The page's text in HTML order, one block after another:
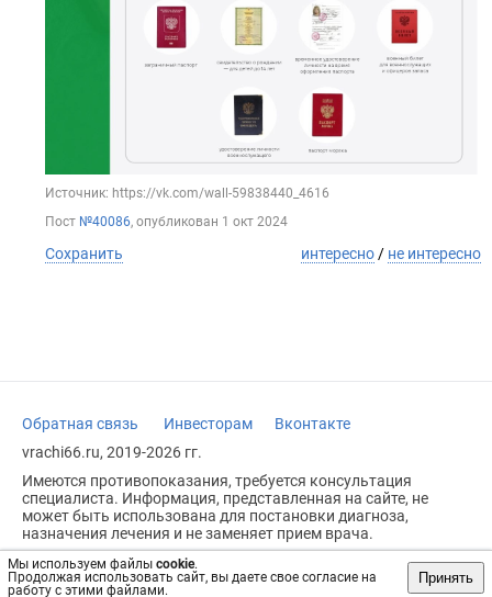
Мы используем файлы cookie.
Продолжая использовать сайт, вы даете свое согласие на
работу с этими файлами.
Принять
Источник: https://vk.com/wall-59838440_4616
Пост №40086, опубликован 1 окт 2024
Сохранить интересно / не интересно
Обратная связь Инвесторам
Вконтакте
vrachi66.ru, 2019-2026 гг.
Имеются противопоказания, требуется консультация
специалиста. Информация, представленная на сайте, не
может быть использована для постановки диагноза,
назначения лечения и не заменяет прием врача.
Возрастное ограничение: 18+